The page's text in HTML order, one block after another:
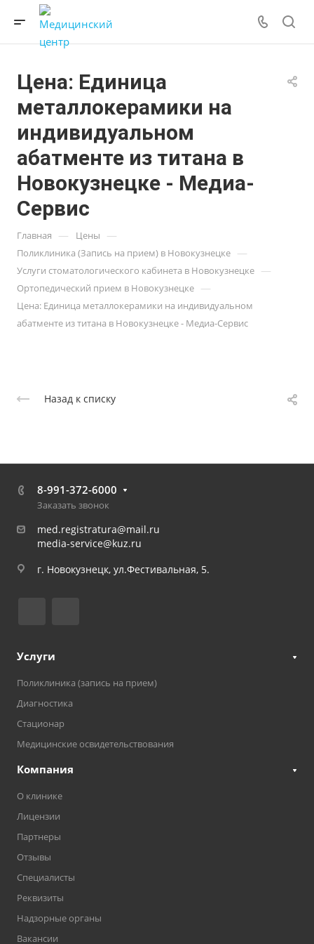
Цена: Единица
металлокерамики на
индивидуальном
абатменте из титана в
Новокузнецке - Медиа-
Сервис
Главная — Цены —
Поликлиника (Запись на прием) в Новокузнецке —
Услуги стоматологического кабинета в Новокузнецке —
Ортопедический прием в Новокузнецке —
Цена: Единица металлокерамики на индивидуальном
абатменте из титана в Новокузнецке - Медиа-Сервис
Назад к списку
8-991-372-6000
Заказать звонок
med.registratura@mail.ru
media-service@kuz.ru
г. Новокузнецк, ул.Фестивальная, 5.
Услуги
Поликлиника (запись на прием)
Диагностика
Стационар
Медицинские освидетельствования
Компания
О клинике
Лицензии
Партнеры
Отзывы
Специалисты
Реквизиты
Надзорные органы
Вакансии